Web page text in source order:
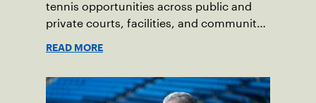
tennis opportunities across public and
private courts, facilities, and community
READ MORE